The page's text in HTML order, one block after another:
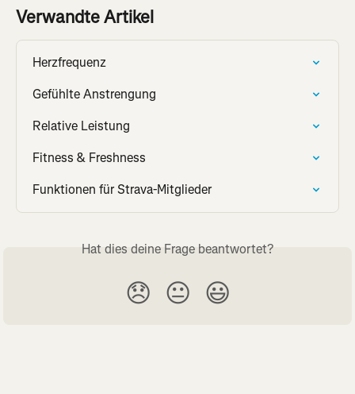
Verwandte Artikel
Herzfrequenz
Gefühlte Anstrengung
Relative Leistung
Fitness & Freshness
Funktionen für Strava-Mitglieder
Hat dies deine Frage beantwortet?
😞 😐 😃